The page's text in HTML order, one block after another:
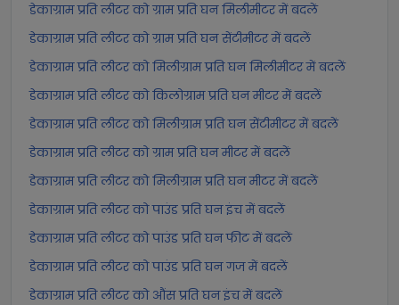
डेकाग्राम प्रति लीटर को ग्राम प्रति घन मिलीमीटर में बदलें
डेकाग्राम प्रति लीटर को ग्राम प्रति घन सेंटीमीटर में बदलें
डेकाग्राम प्रति लीटर को मिलीग्राम प्रति घन मिलीमीटर में बदलें
डेकाग्राम प्रति लीटर को किलोग्राम प्रति घन मीटर में बदलें
डेकाग्राम प्रति लीटर को मिलीग्राम प्रति घन सेंटीमीटर में बदलें
डेकाग्राम प्रति लीटर को ग्राम प्रति घन मीटर में बदलें
डेकाग्राम प्रति लीटर को मिलीग्राम प्रति घन मीटर में बदलें
डेकाग्राम प्रति लीटर को पाउंड प्रति घन इंच में बदलें
डेकाग्राम प्रति लीटर को पाउंड प्रति घन फीट में बदलें
डेकाग्राम प्रति लीटर को पाउंड प्रति घन गज में बदलें
डेकाग्राम प्रति लीटर को औंस प्रति घन इंच में बदलें